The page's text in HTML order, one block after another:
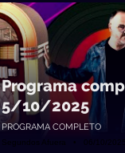
Programa
5/10/2025
PROGRAMA COMPLETO
Segundos Afuera • 06/10/2025